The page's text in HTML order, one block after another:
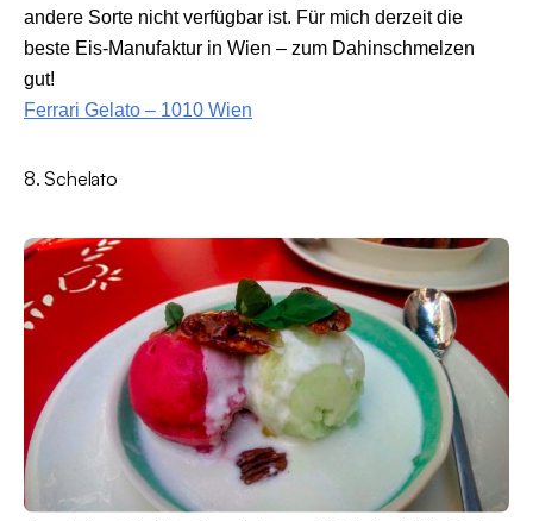
andere Sorte nicht verfügbar ist. Für mich derzeit die
beste Eis-Manufaktur in Wien – zum Dahinschmelzen
gut!
Ferrari Gelato – 1010 Wien
8. Schelato